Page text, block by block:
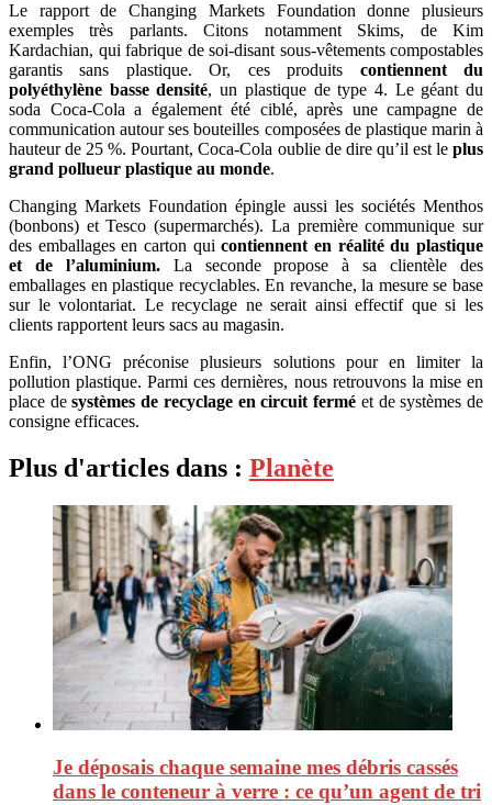
Le rapport de Changing Markets Foundation donne plusieurs
exemples très parlants. Citons notamment Skims, de Kim
Kardachian, qui fabrique de soi-disant sous-vêtements compostables
garantis sans plastique. Or, ces produits contiennent du
polyéthylène basse densité, un plastique de type 4. Le géant du
soda Coca-Cola a également été ciblé, après une campagne de
communication autour ses bouteilles composées de plastique marin à
hauteur de 25 %. Pourtant, Coca-Cola oublie de dire qu’il est le plus
grand pollueur plastique au monde.
Changing Markets Foundation épingle aussi les sociétés Menthos
(bonbons) et Tesco (supermarchés). La première communique sur
des emballages en carton quicontiennent en réalité du plastique
et de l’aluminium.La seconde propose à sa clientèle des
emballages en plastique recyclables. En revanche, la mesure se base
sur le volontariat. Le recyclage ne serait ainsi effectif que si les
clients rapportent leurs sacs au magasin.
Enfin, l’ONG préconise plusieurs solutions pour en limiter la
pollution plastique. Parmi ces dernières, nous retrouvons la mise en
place desystèmes de recyclage en circuit fermé et de systèmes de
consigne efficaces.
Plus d'articles dans : Planète
Je déposais chaque semaine mes débris cassés
dans le conteneur à verre : ce qu’un agent de tri